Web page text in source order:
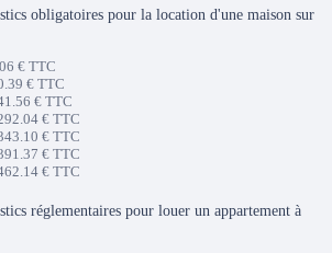
obligatoires pour la location d'une maison sur
€ TTC
€ TTC
€ TTC
€ TTC
€ TTC
€ TTC
€ TTC
réglementaires pour louer un appartement à